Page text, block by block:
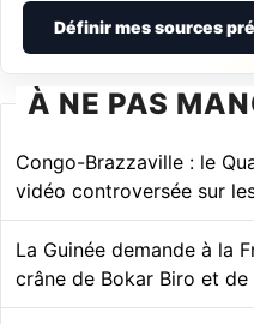
Définir mes sources
À NE PAS
Congo-Brazzaville : le
vidéo controversée sur
La Guinée demande à la
crâne de Bokar Biro et